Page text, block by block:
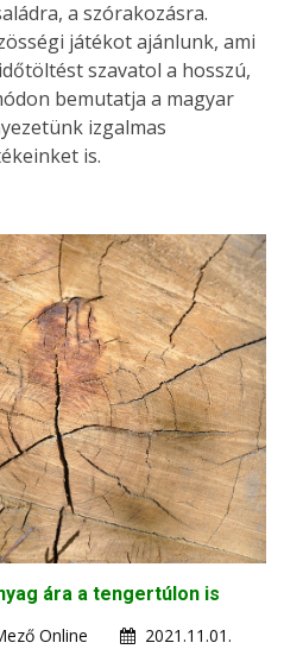
a szórakozásra.
játékot ajánlunk, ami
szavatol a hosszú,
bemutatja a magyar
izgalmas
is.
ára a tengertúlon is
Online
2021.11.01.